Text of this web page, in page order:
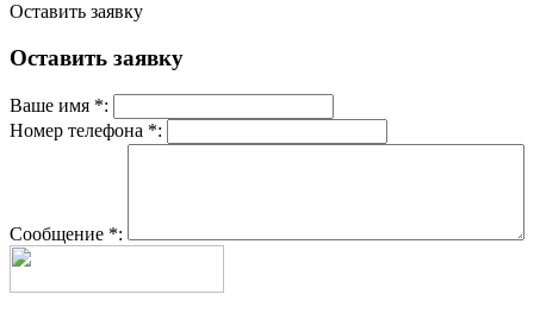
Оставить заявку
Оставить заявку
Ваше имя *:
Номер телефона *:
Сообщение *: